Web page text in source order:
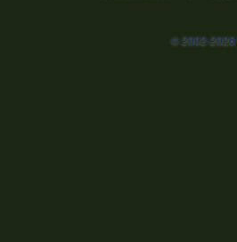
© 2002-2026